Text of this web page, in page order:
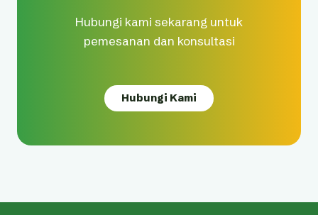
Hubungi kami sekarang untuk
pemesanan dan konsultasi
Hubungi Kami